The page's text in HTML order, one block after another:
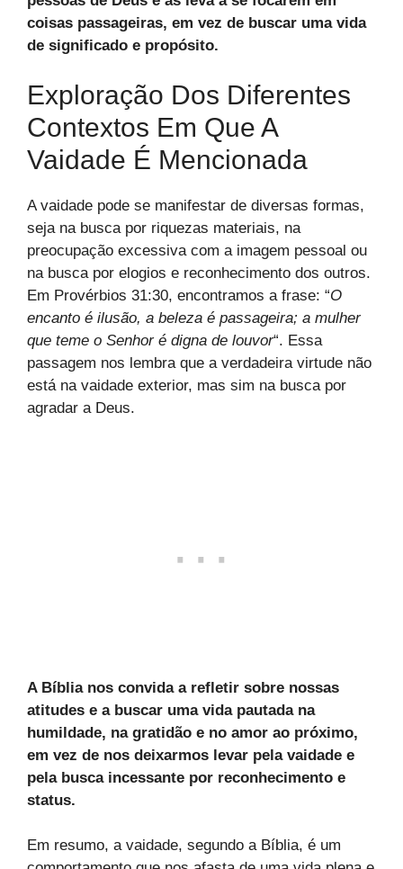
coisas passageiras, em vez de buscar uma vida
de significado e propósito.
Exploração Dos Diferentes
Contextos Em Que A
Vaidade É Mencionada
A vaidade pode se manifestar de diversas formas,
seja na busca por riquezas materiais, na
preocupação excessiva com a imagem pessoal ou
na busca por elogios e reconhecimento dos outros.
Em Provérbios 31:30, encontramos a frase: “O
encanto é ilusão, a beleza é passageira; a mulher
que teme o Senhor é digna de louvor“. Essa
passagem nos lembra que a verdadeira virtude não
está na vaidade exterior, mas sim na busca por
agradar a Deus.
A Bíblia nos convida a refletir sobre nossas
atitudes e a buscar uma vida pautada na
humildade, na gratidão e no amor ao próximo,
em vez de nos deixarmos levar pela vaidade e
pela busca incessante por reconhecimento e
status.
Em resumo, a vaidade, segundo a Bíblia, é um